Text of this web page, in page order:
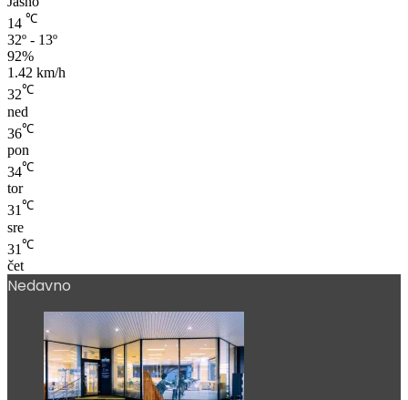
14 ℃
32º - 13º
92%
1.42 km/h
32℃
ned
36℃
pon
34℃
tor
31℃
sre
31 ℃
čet
Nedavno